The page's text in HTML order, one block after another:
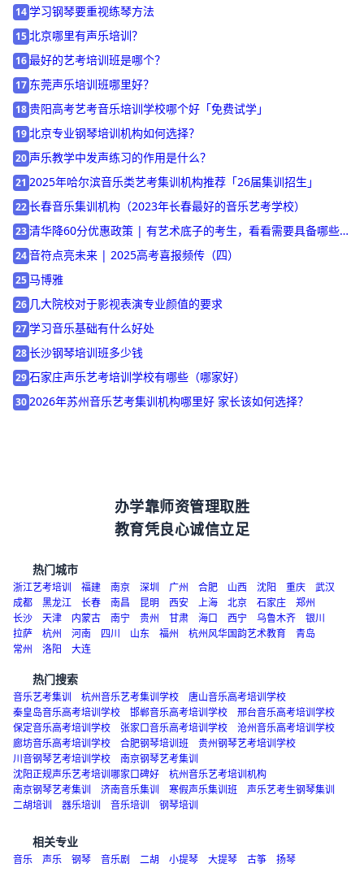
13 淄博专业音乐集训机构（2023年淄博学音乐的地方）
14学习钢琴要重视练琴方法
15北京哪里有声乐培训？
16 最好的艺考培训班是哪个？
17东莞声乐培训班哪里好？
18贵阳高考艺考音乐培训学校哪个好「免费试学」
19 北京专业钢琴培训机构如何选择？
20 声乐教学中发声练习的作用是什么？
212025年哈尔滨音乐类艺考集训机构推荐「26届集训招生」
22长春音乐集训机构（2023年长春最好的音乐艺考学校）
23清华降60分优惠政策 | 有艺术底子的考生，看看需要具备哪些条
件！
24 音符点亮未来 | 2025高考喜报频传（四）
25 马博雅
26 几大院校对于影视表演专业颜值的要求
27学习音乐基础有什么好处
28 长沙钢琴培训班多少钱
29 石家庄声乐艺考培训学校有哪些（哪家好）
办学靠师资管理取胜
热门城市
浙江艺考培训 福建 南京 深圳 广州 合肥 山西 沈阳 重庆
成都
黑龙江 长春 南昌 昆明 西安 上海 北京 石家庄
郑州
长沙
天津 内蒙古 南宁 贵州 甘肃 海口 西宁 乌鲁木齐
银川
拉萨
杭州 河南
洛阳 大连
热门搜索
音乐艺考集训 杭州音乐艺考集训学校
唐山音乐高考培训学校
秦皇岛音乐高考培训学校
邯郸音乐高考培训学校
邢台音乐高考培训学校
保定音乐高考培训学校
张家口音乐高考培训学校
沧州音乐高考培训学校
廊坊音乐高考培训学校
合肥钢琴培训班
贵州钢琴艺考培训学校
川音钢琴艺考培训学校
南京钢琴艺考集训
沈阳正规声乐艺考培训哪家口碑好
杭州音乐艺考培训机构
南京钢琴艺考集训
济南音乐集训 寒假声乐集训班
相关专业